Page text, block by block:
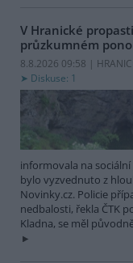
V Hranické
průzkumném
8.8.2026 09:58 |
Diskuse: 1
informovala na sociální
bylo vyzvednuto z
Novinky.cz. Policie
nedbalosti, řekla ČTK
Kladna, se měl